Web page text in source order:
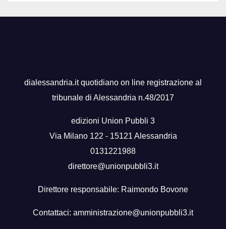
dialessandria.it quotidiano on line registrazione al
tribunale di Alessandria n.48/2017
edizioni Union Pubbli 3
Via Milano 122 - 15121 Alessandria
0131221988
direttore@unionpubbli3.it
Direttore responsabile: Raimondo Bovone
Contattaci: amministrazione@unionpubbli3.it